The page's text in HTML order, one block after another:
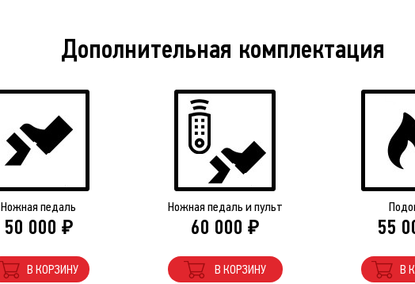
Дополнительная комплектация
Ножная педаль
50 000 ₽
В КОРЗИНУ
Ножная педаль и пульт
60 000 ₽
В КОРЗИНУ
55
В